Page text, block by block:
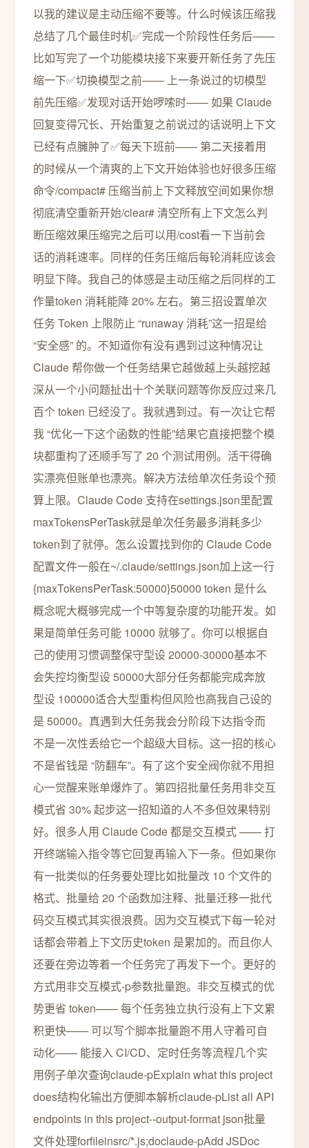
以我的建议是主动压缩不要等。什么时候该压缩我
总结了几个最佳时机✅完成一个阶段性任务后——
比如写完了一个功能模块接下来要开新任务了先压
缩一下✅切换模型之前—— 上一条说过的切模型
前先压缩✅发现对话开始啰嗦时—— 如果 Claude
回复变得冗长、开始重复之前说过的话说明上下文
已经有点臃肿了✅每天下班前—— 第二天接着用
的时候从一个清爽的上下文开始体验也好很多压缩
命令/compact# 压缩当前上下文释放空间如果你想
彻底清空重新开始/clear# 清空所有上下文怎么判
断压缩效果压缩完之后可以用/cost看一下当前会
话的消耗速率。同样的任务压缩后每轮消耗应该会
明显下降。我自己的体感是主动压缩之后同样的工
作量token 消耗能降 20% 左右。第三招设置单次
任务 Token 上限防止 “runaway 消耗”这一招是给
“安全感” 的。不知道你有没有遇到过这种情况让
Claude 帮你做一个任务结果它越做越上头越挖越
深从一个小问题扯出十个关联问题等你反应过来几
百个 token 已经没了。我就遇到过。有一次让它帮
我 “优化一下这个函数的性能”结果它直接把整个模
块都重构了还顺手写了 20 个测试用例。活干得确
实漂亮但账单也漂亮。解决方法给单次任务设个预
算上限。Claude Code 支持在settings.json里配置
maxTokensPerTask就是单次任务最多消耗多少
token到了就停。怎么设置找到你的 Claude Code
配置文件一般在~/.claude/settings.json加上这一行
{maxTokensPerTask:50000}50000 token 是什么
概念呢大概够完成一个中等复杂度的功能开发。如
果是简单任务可能 10000 就够了。你可以根据自
己的使用习惯调整保守型设 20000-30000基本不
会失控均衡型设 50000大部分任务都能完成奔放
型设 100000适合大型重构但风险也高我自己设的
是 50000。真遇到大任务我会分阶段下达指令而
不是一次性丢给它一个超级大目标。这一招的核心
不是省钱是 “防翻车”。有了这个安全阀你就不用担
心一觉醒来账单爆炸了。第四招批量任务用非交互
模式省 30% 起步这一招知道的人不多但效果特别
好。很多人用 Claude Code 都是交互模式 —— 打
开终端输入指令等它回复再输入下一条。但如果你
有一批类似的任务要处理比如批量改 10 个文件的
格式、批量给 20 个函数加注释、批量迁移一批代
码交互模式其实很浪费。因为交互模式下每一轮对
话都会带着上下文历史token 是累加的。而且你人
还要在旁边等着一个任务完了再发下一个。更好的
方式用非交互模式-p参数批量跑。非交互模式的优
势更省 token—— 每个任务独立执行没有上下文累
积更快—— 可以写个脚本批量跑不用人守着可自
动化—— 能接入 CI/CD、定时任务等流程几个实
用例子单次查询claude-pExplain what this project
does结构化输出方便脚本解析claude-pList all API
endpoints in this project--output-format json批量
文件处理forfileinsrc/*.js;doclaude-pAdd JSDoc